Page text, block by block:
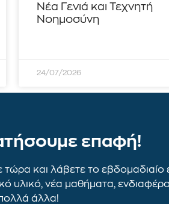
Νέα Γενιά και Τεχνητή
Νοημοσύνη
24/07/2026
επαφή!
τώρα και λάβετε το εβδομαδιαίο
υλικό, νέα μαθήματα,
πολλά άλλα!